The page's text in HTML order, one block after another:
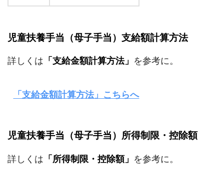
児童扶養手当（母子手当）支給額計算方法
詳しくは 「支給金額計算方法」 を参考に。
「支給金額計算方法」こちらへ
児童扶養手当（母子手当）所得制限・控除額
詳しくは 「所得制限・控除額」 を参考に。